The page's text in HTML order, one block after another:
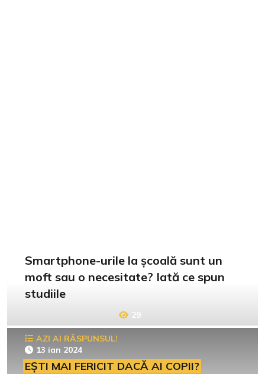
Smartphone-urile la școală sunt un
moft sau o necesitate? Iată ce spun
studiile
29
AZI AI RĂSPUNSUL!
13 ian 2024
EȘTI MAI FERICIT DACĂ AI COPII?